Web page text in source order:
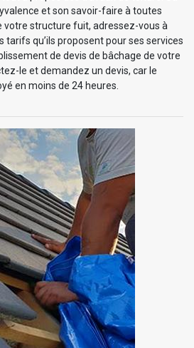
et son savoir-faire à toutes
votre structure fuit, adressez-vous à
tarifs qu’ils proposent pour ses services
de devis de bâchage de votre
le et demandez un devis, car le
en moins de 24 heures.